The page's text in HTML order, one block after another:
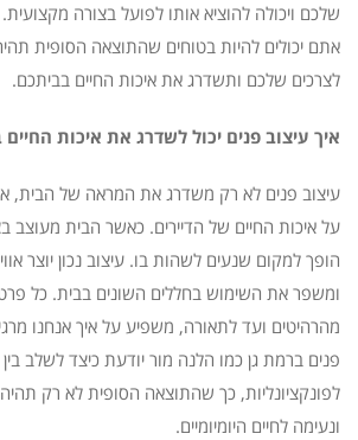
שלכם ויכולה להוציא אותו לפועל בצורה
אתם יכולים להיות בטוחים שהתוצאה הסופית
לצרכים שלכם ותשדרג את איכות החיים בביתכם.
איך עיצוב פנים יכול לשדרג את איכות החיים
עיצוב פנים לא רק משדרג את המראה של הבית,
על איכות החיים של הדיירים. כאשר הבית מעוצב
הופך למקום שנעים לשהות בו. עיצוב נכון יוצר
ומשפר את השימוש בחללים השונים בבית. כל
מהרהיטים ועד לתאורה, משפיע על איך אנחנו
פנים ברמת גן כמו הלנה מור יודעת כיצד לשלב בין
לפונקציונליות, כך שהתוצאה הסופית לא רק
ונעימה לחיים היומיומיים.